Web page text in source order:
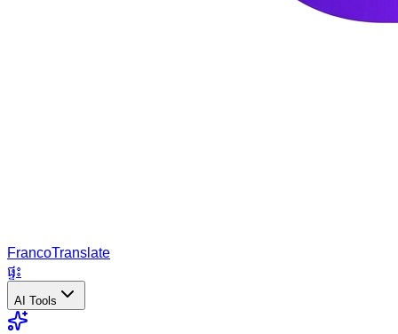
FrancoTranslate
ផ្ទះ
AI Tools